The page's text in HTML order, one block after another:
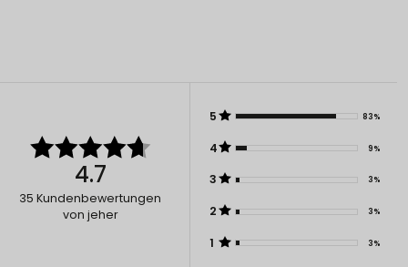
4.7
35 Kundenbewertungen
von jeher
5 83%
4 9%
3 3%
2 3%
1 3%